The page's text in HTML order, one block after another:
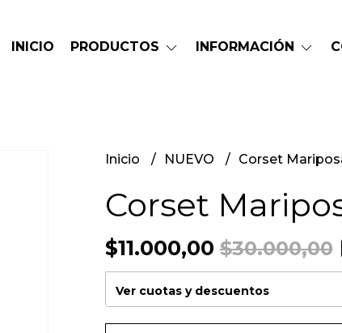
INICIO PRODUCTOS INFORMACIÓN
Inicio NUEVO Corset
Corset
$11.000,00$30.000,00
Ver cuotas y descuentos